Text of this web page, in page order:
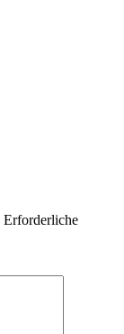
Erforderliche